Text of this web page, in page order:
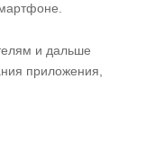
и дальше
приложения,